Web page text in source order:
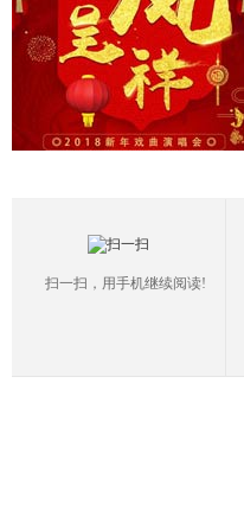
扫一扫，用手机继续阅读!